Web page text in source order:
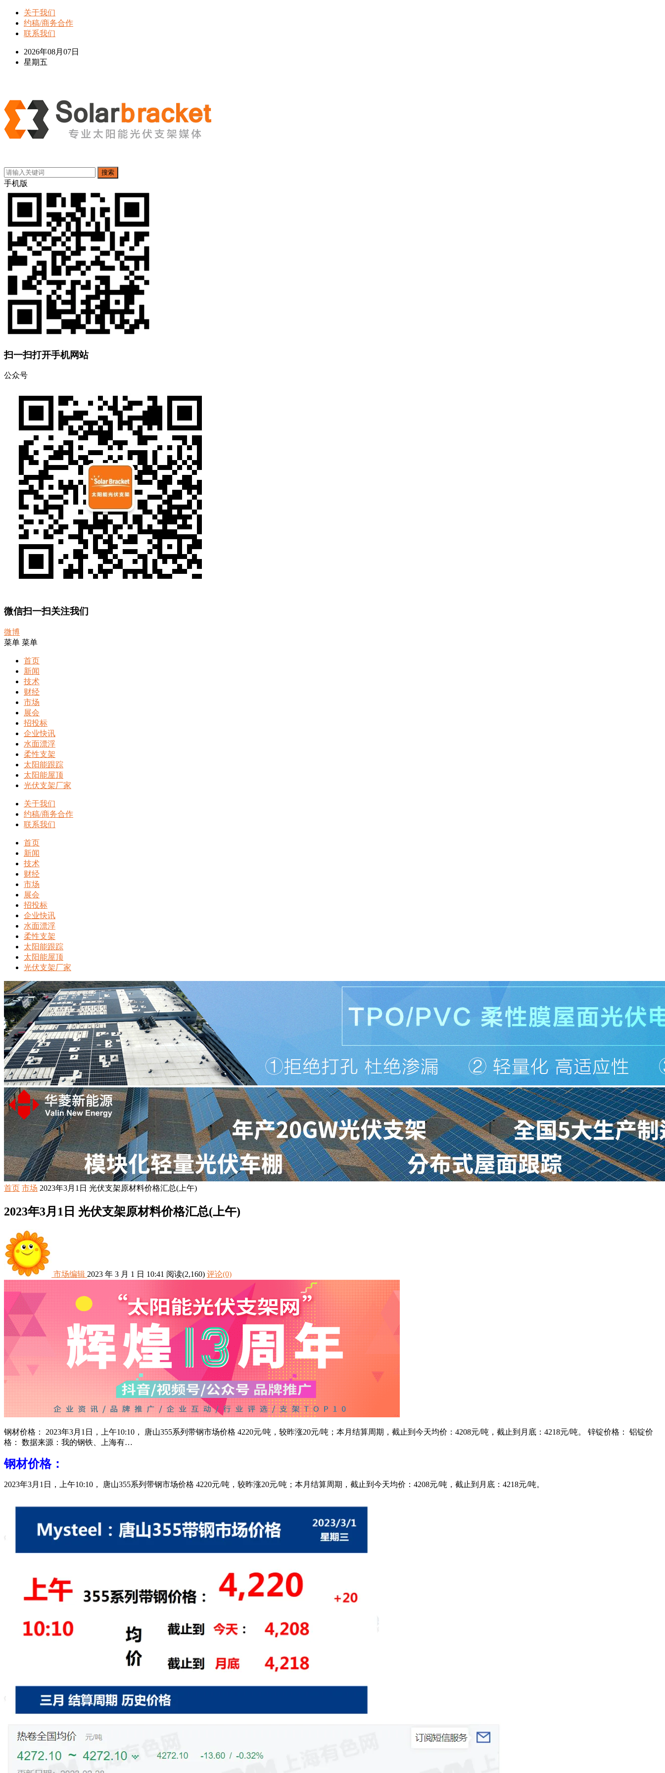
关于我们
约稿/商务合作
联系我们
2026年08月07日
星期五
搜索
手机版
扫一扫打开手机网站
公众号
微信扫一扫关注我们
微博
菜单 菜单
首页
新闻
技术
财经
市场
展会
招投标
企业快讯
水面漂浮
柔性支架
太阳能跟踪
太阳能屋顶
光伏支架厂家
关于我们
约稿/商务合作
联系我们
首页
新闻
技术
财经
市场
展会
招投标
企业快讯
水面漂浮
柔性支架
太阳能跟踪
太阳能屋顶
光伏支架厂家
首页 市场 2023年3月1日 光伏支架原材料价格汇总(上午)
2023年3月1日 光伏支架原材料价格汇总(上午)
市场编辑 2023 年 3 月 1 日 10:41 阅读(2,160) 评论(0)
钢材价格： 2023年3月1日，上午10:10， 唐山355系列带钢市场价格 4220元/吨，较昨涨20元/吨；本月结算周期，截止到今天均价：4208元/吨，截止到月底：4218元/吨。 锌锭价格： 铝锭价
格： 数据来源：我的钢铁、上海有…
钢材价格：
2023年3月1日，上午10:10， 唐山355系列带钢市场价格 4220元/吨，较昨涨20元/吨；本月结算周期，截止到今天均价：4208元/吨，截止到月底：4218元/吨。